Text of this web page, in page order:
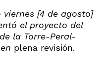
[4 de agosto]
el proyecto del
la Torre-Peral-
plena revisión.